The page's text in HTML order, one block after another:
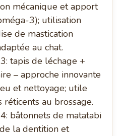
mécanique et apport
3); utilisation
de mastication
au chat.
tapis de léchage +
– approche innovante
et nettoyage; utile
réticents au brossage.
bâtonnets de matatabi
la dentition et